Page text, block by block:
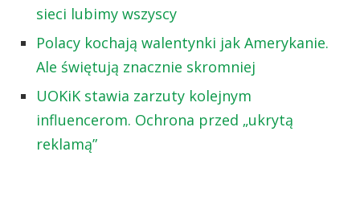
sieci lubimy wszyscy
Polacy kochają walentynki jak Amerykanie.
Ale świętują znacznie skromniej
UOKiK stawia zarzuty kolejnym
influencerom. Ochrona przed „ukrytą
reklamą”